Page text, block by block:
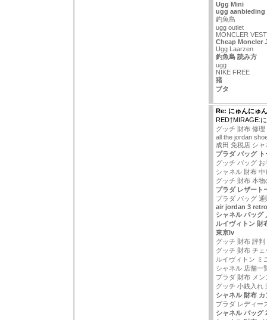
Ugg Mini
ugg aanbieding
釣魚島
ugg outlet
MONCLER VEST
Cheap Moncler
Ugg Laarzen
釣魚島 読み方
ugg
NIKE FREE
猪
ブタ
Re: にゅんにゅ
RED†MIRAGE:
グッチ 財布 修理
all the jordan
成田 免税店 シャ
プラダ バッグ ト
グッチ バッグ お
シャネル 財布 中
グッチ 財布 本
プラダ レザート
プラダ バッグ 通
air jordan 3 retro
シャネル バッグ
ルイヴィトン 財
東京lv
グッチ 財布 評判
グッチ 財布 チェ
ルイヴィトン ミ
シャネル 店舗一
プラダ 財布 メン
グッチ 小銭入れ
シャネル 財布
プラダ レディー
シャネル バッグ